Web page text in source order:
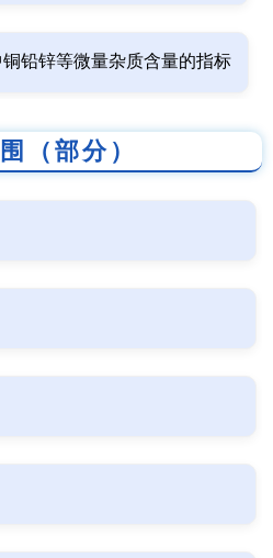
铅锌等微量杂质含量的指标
（部分）